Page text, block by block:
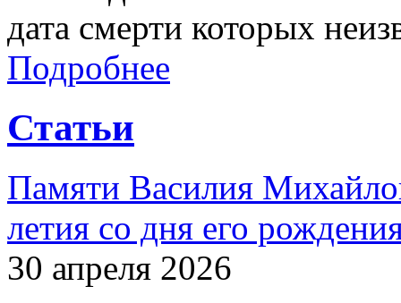
дата смерти которых
Подробнее
Статьи
Памяти Василия
летия со дня его
30 апреля 2026